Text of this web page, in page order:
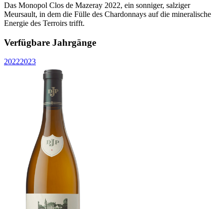
Das Monopol Clos de Mazeray 2022, ein sonniger, salziger
Meursault, in dem die Fülle des Chardonnays auf die mineralische
Energie des Terroirs trifft.
Verfügbare Jahrgänge
20222023